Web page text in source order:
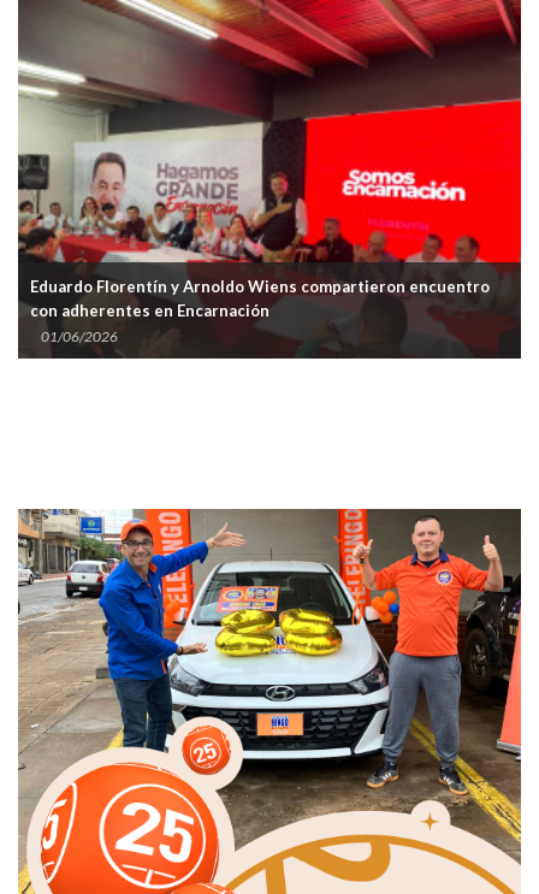
Eduardo Florentín y Arnoldo Wiens compartieron encuentro
con adherentes en Encarnación
01/06/2026